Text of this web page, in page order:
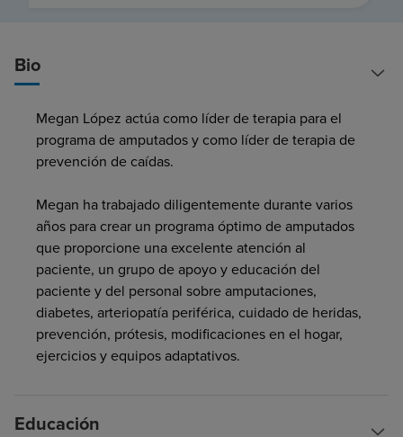
Buscar un centro
Inversores
Pagar mi factura
Bio
Megan López actúa como líder de terapia para el
programa de amputados y como líder de terapia de
prevención de caídas.
Megan ha trabajado diligentemente durante varios
años para crear un programa óptimo de amputados
que proporcione una excelente atención al
paciente, un grupo de apoyo y educación del
paciente y del personal sobre amputaciones,
diabetes, arteriopatía periférica, cuidado de heridas,
prevención, prótesis, modificaciones en el hogar,
ejercicios y equipos adaptativos.
Educación